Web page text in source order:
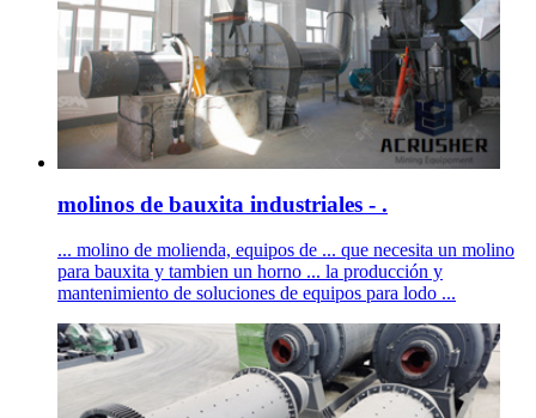
molinos de bauxita industriales - .
... molino de molienda, equipos de ... que necesita un molino
para bauxita y tambien un horno ... la producción y
mantenimiento de soluciones de equipos para lodo ...